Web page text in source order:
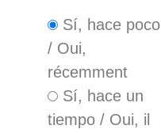
Sí, hace poco
/ Oui,
récemment
Sí, hace un
tiempo / Oui, il